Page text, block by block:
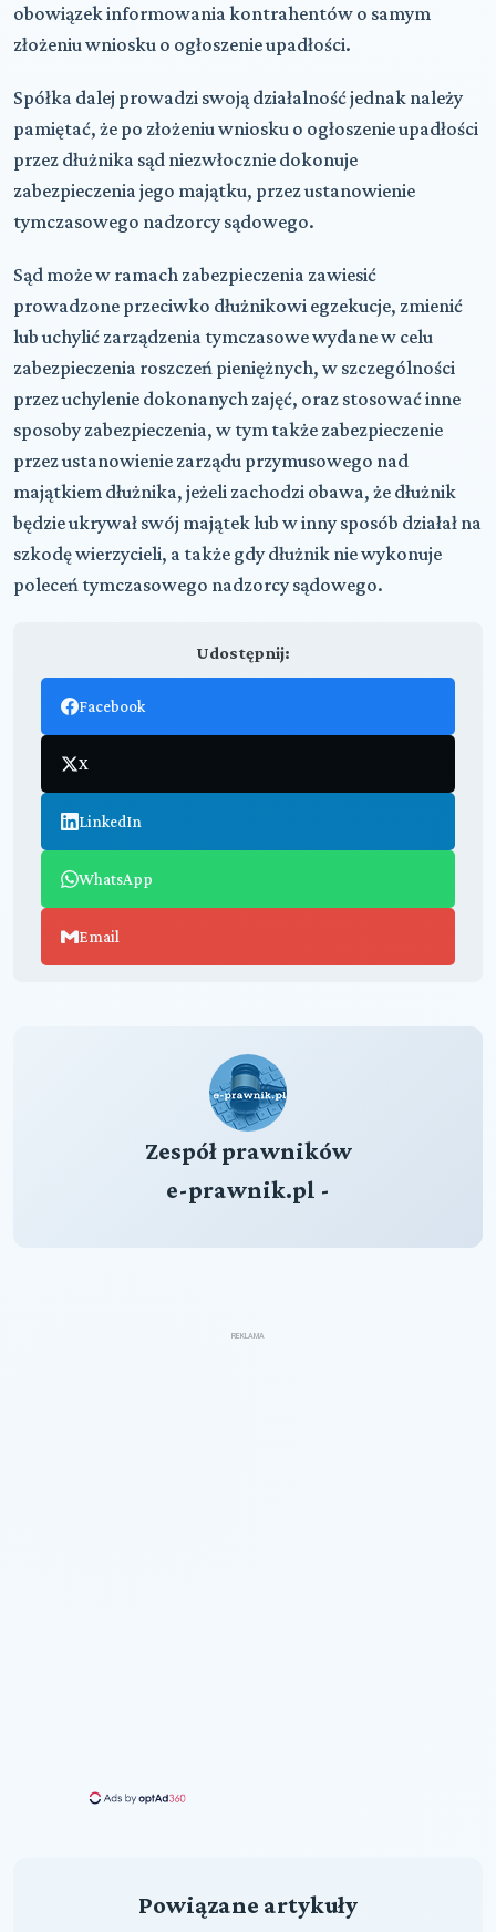
obowiązek informowania kontrahentów o samym
złożeniu wniosku o ogłoszenie upadłości.
Spółka dalej prowadzi swoją działalność jednak należy
pamiętać, że po złożeniu wniosku o ogłoszenie upadłości
przez dłużnika sąd niezwłocznie dokonuje
zabezpieczenia jego majątku, przez ustanowienie
tymczasowego nadzorcy sądowego.
Sąd może w ramach zabezpieczenia zawiesić
prowadzone przeciwko dłużnikowi egzekucje, zmienić
lub uchylić zarządzenia tymczasowe wydane w celu
zabezpieczenia roszczeń pieniężnych, w szczególności
przez uchylenie dokonanych zajęć, oraz stosować inne
sposoby zabezpieczenia, w tym także zabezpieczenie
przez ustanowienie zarządu przymusowego nad
majątkiem dłużnika, jeżeli zachodzi obawa, że dłużnik
będzie ukrywał swój majątek lub w inny sposób działał na
szkodę wierzycieli, a także gdy dłużnik nie wykonuje
poleceń tymczasowego nadzorcy sądowego.
Udostępnij:
Facebook
X
LinkedIn
WhatsApp
Email
Zespół prawników
e-prawnik.pl -
REKLAMA
Powiązane artykuły